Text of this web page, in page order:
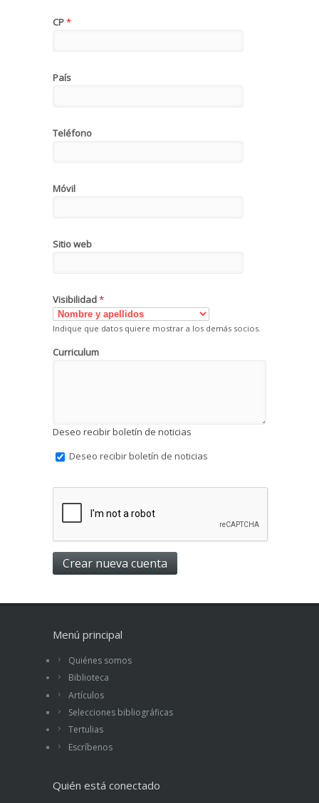
CP*
País
Teléfono
Móvil
Sitio web
Visibilidad*
Indique que datos quiere mostrar a los demás socios.
Curriculum
Deseo recibir boletín de noticias
Deseo recibir boletín de noticias
Menú principal
Quiénes somos
Biblioteca
Artículos
Selecciones bibliográficas
Tertulias
Escríbenos
Quién está conectado